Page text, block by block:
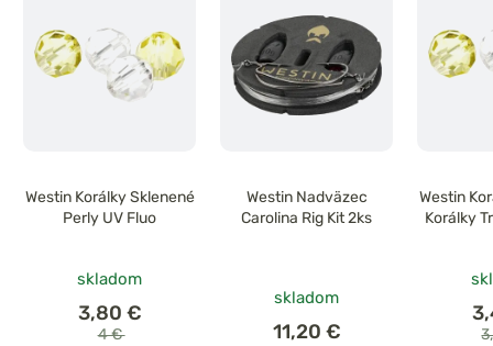
Westin Korálky Sklenené
Perly UV Fluo
skladom
3,80 €
4 €
Westin Nadväzec
Carolina Rig Kit 2ks
skladom
11,20 €
Westin
Korálky